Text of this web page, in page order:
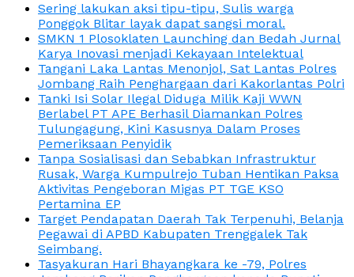
Sering lakukan aksi tipu-tipu, Sulis warga
Ponggok Blitar layak dapat sangsi moral.
SMKN 1 Plosoklaten Launching dan Bedah Jurnal
Karya Inovasi menjadi Kekayaan Intelektual
Tangani Laka Lantas Menonjol, Sat Lantas Polres
Jombang Raih Penghargaan dari Kakorlantas Polri
Tanki Isi Solar Ilegal Diduga Milik Kaji WWN
Berlabel PT APE Berhasil Diamankan Polres
Tulungagung, Kini Kasusnya Dalam Proses
Pemeriksaan Penyidik
Tanpa Sosialisasi dan Sebabkan Infrastruktur
Rusak, Warga Kumpulrejo Tuban Hentikan Paksa
Aktivitas Pengeboran Migas PT TGE KSO
Pertamina EP
Target Pendapatan Daerah Tak Terpenuhi, Belanja
Pegawai di APBD Kabupaten Trenggalek Tak
Seimbang.
Tasyakuran Hari Bhayangkara ke -79, Polres